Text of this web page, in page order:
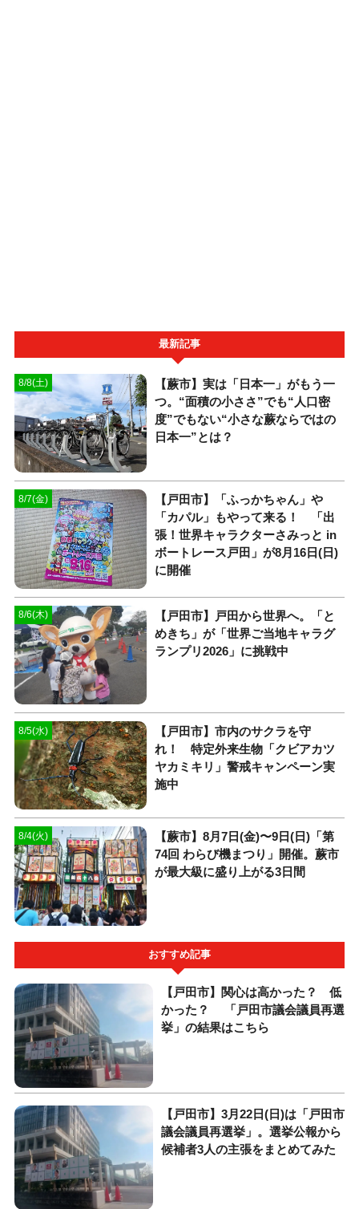
最新記事
8/8(土)
【蕨市】実は「日本一」がもう一
つ。“面積の小ささ”でも“人口密
度”でもない“小さな蕨ならではの
日本一”とは？
8/7(金)
【戸田市】「ふっかちゃん」や
「カパル」もやって来る！ 「出
張！世界キャラクターさみっと in
ボートレース戸田」が8月16日(日)
に開催
8/6(木)
【戸田市】戸田から世界へ。「と
めきち」が「世界ご当地キャラグ
ランプリ2026」に挑戦中
8/5(水)
【戸田市】市内のサクラを守
れ！ 特定外来生物「クビアカツ
ヤカミキリ」警戒キャンペーン実
施中
8/4(火)
【蕨市】8月7日(金)〜9日(日)「第
74回 わらび機まつり」開催。蕨市
が最大級に盛り上がる3日間
おすすめ記事
【戸田市】関心は高かった？ 低
かった？ 「戸田市議会議員再選
挙」の結果はこちら
【戸田市】3月22日(日)は「戸田市
議会議員再選挙」。選挙公報から
候補者3人の主張をまとめてみた